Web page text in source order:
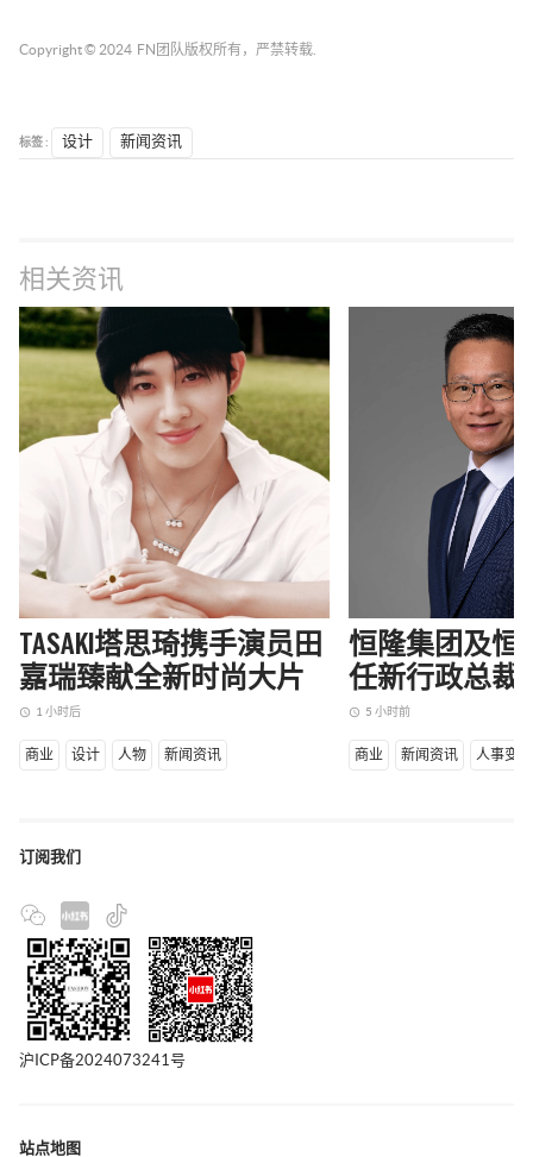
Copyright © 2024 FN团队 版权所有，严禁转载.
标签 : 设计 新闻资讯
相关资讯
TASAKI塔思琦携手演员田
嘉瑞臻献全新时尚大片
access_time 1 小时后
商业 设计 人物 新闻资讯
恒隆集团及恒
任新行政总裁
access_time 5 小时前
商业 新闻资讯 人事变动
订阅我们
沪ICP备2024073241号
站点地图